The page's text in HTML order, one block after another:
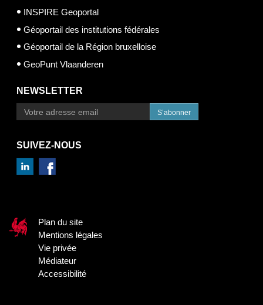
INSPIRE Geoportal
Géoportail des institutions fédérales
Géoportail de la Région bruxelloise
GeoPunt Vlaanderen
NEWSLETTER
S’abonner
SUIVEZ-NOUS
Plan du site
Mentions légales
Vie privée
Médiateur
Accessibilité